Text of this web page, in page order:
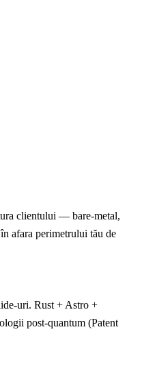
clientului — bare-metal,
afara perimetrului tău de
uri. Rust + Astro +
post-quantum (Patent